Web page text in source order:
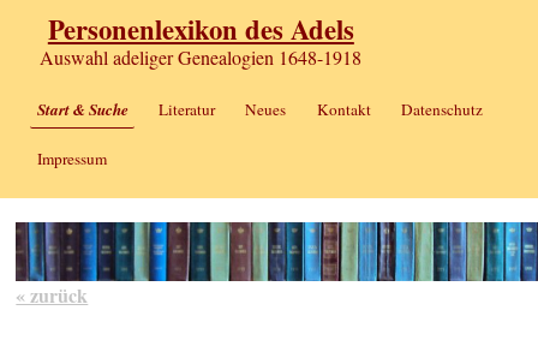
Personenlexikon des Adels
Auswahl adeliger Genealogien 1648-1918
Start & Suche Literatur Neues Kontakt Datenschutz
Impressum
« zurück